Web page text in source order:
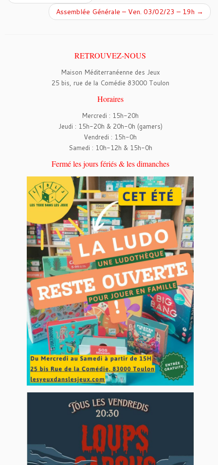
Assemblée Générale – Ven. 03/02/23 – 19h →
RETROUVEZ-NOUS
Maison Méditerranéenne des Jeux
25 bis, rue de la Comédie 83000 Toulon
Horaires
Mercredi : 15h-20h
Jeudi : 15h-20h & 20h-0h (gamers)
Vendredi : 15h-0h
Samedi : 10h-12h & 15h-0h
Fermé les jours fériés & les dimanches